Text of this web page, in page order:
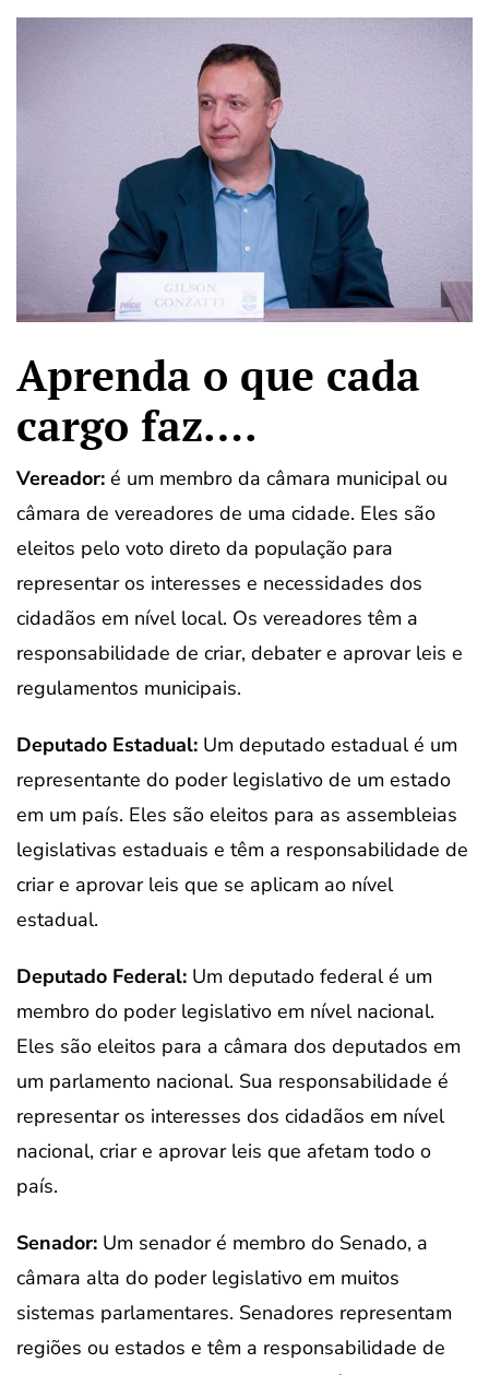
Aprenda o que cada
cargo faz….
Vereador: é um membro da câmara municipal ou
câmara de vereadores de uma cidade. Eles são
eleitos pelo voto direto da população para
representar os interesses e necessidades dos
cidadãos em nível local. Os vereadores têm a
responsabilidade de criar, debater e aprovar leis e
regulamentos municipais.
Deputado Estadual: Um deputado estadual é um
representante do poder legislativo de um estado
em um país. Eles são eleitos para as assembleias
legislativas estaduais e têm a responsabilidade de
criar e aprovar leis que se aplicam ao nível
estadual.
Deputado Federal: Um deputado federal é um
membro do poder legislativo em nível nacional.
Eles são eleitos para a câmara dos deputados em
um parlamento nacional. Sua responsabilidade é
representar os interesses dos cidadãos em nível
nacional, criar e aprovar leis que afetam todo o
país.
Senador: Um senador é membro do Senado, a
câmara alta do poder legislativo em muitos
sistemas parlamentares. Senadores representam
regiões ou estados e têm a responsabilidade de